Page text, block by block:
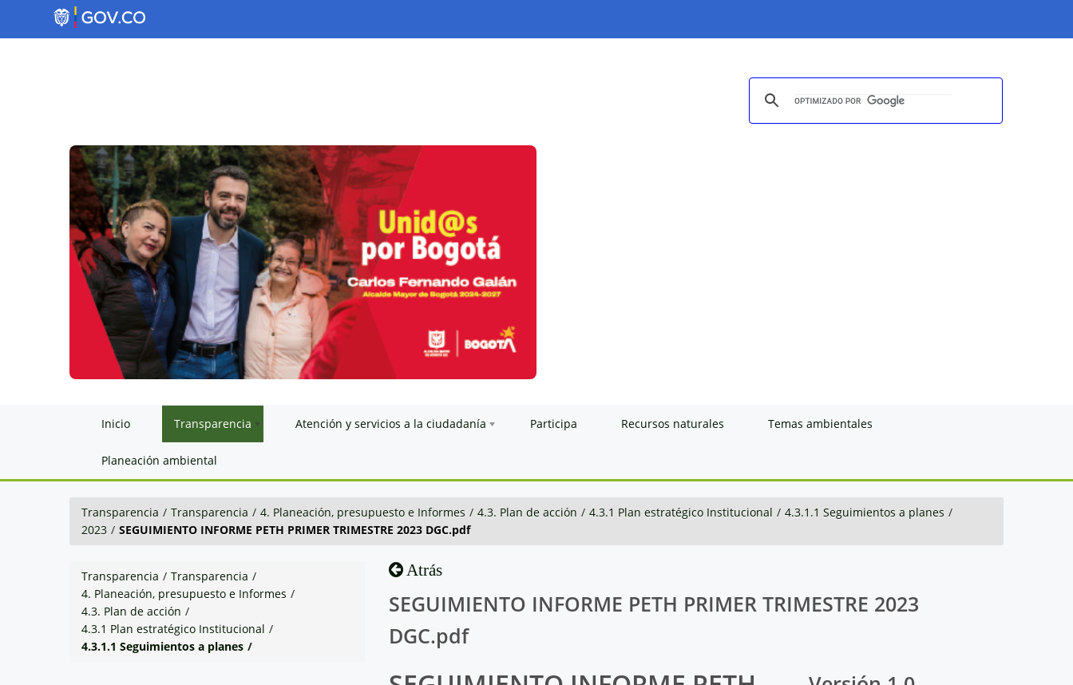
Inicio Transparencia Atención y servicios a la ciudadanía Participa Recursos naturales Temas ambientales
Planeación ambiental
Transparencia / Transparencia / 4. Planeación, presupuesto e Informes / 4.3. Plan de acción / 4.3.1 Plan estratégico Institucional / 4.3.1.1 Seguimientos a planes /
2023 / SEGUIMIENTO INFORME PETH PRIMER TRIMESTRE 2023 DGC.pdf
Transparencia / Transparencia /
4. Planeación, presupuesto e Informes /
4.3. Plan de acción /
4.3.1 Plan estratégico Institucional /
4.3.1.1 Seguimientos a planes /
Atrás
SEGUIMIENTO INFORME PETH PRIMER TRIMESTRE 2023
DGC.pdf